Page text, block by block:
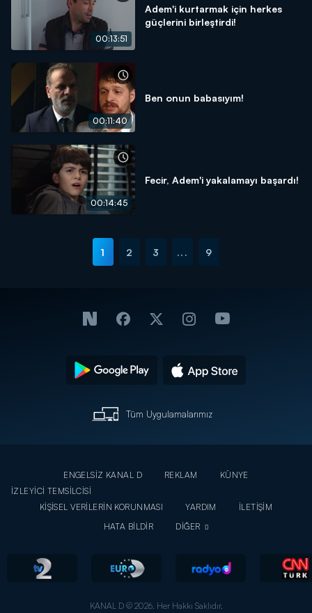
00:13:51
Adem'i kurtarmak için herkes
güçlerini birleştirdi!
00:11:40
Ben onun babasıyım!
00:14:45
Fecir, Adem'i yakalamayı başardı!
1 2 3 ... 9
Tüm Uygulamalarımız
ENGELSİZ KANAL D REKLAM
KÜNYE
İZLEYİCİ TEMSİLCİSİ
KİŞİSEL VERİLERİN KORUNMASI
YARDIM
İLETİŞİM
HATA BİLDİR
DİĞER
KANAL D © 2026. Her Hakkı Saklıdır.